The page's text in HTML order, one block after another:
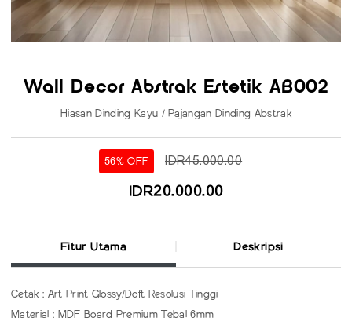
Wall Decor Abstrak Estetik AB002
Hiasan Dinding Kayu / Pajangan Dinding Abstrak
56% OFF IDR45.000.00
IDR20.000.00
Fitur Utama Deskripsi
Cetak : Art Print Glossy/Doft Resolusi Tinggi
Material : MDF Board Premium Tebal 6mm